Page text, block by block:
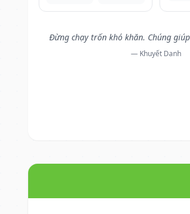
Đừng chạy trốn khó khăn. Chúng
— Khuyết Danh